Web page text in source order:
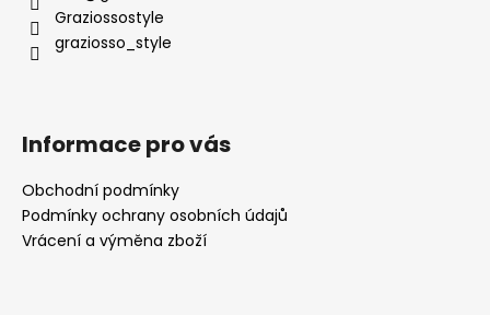
Graziossostyle
graziosso_style
Informace pro vás
Obchodní podmínky
Podmínky ochrany osobních údajů
Vrácení a výměna zboží